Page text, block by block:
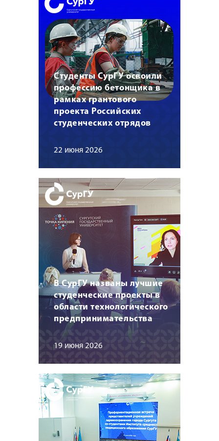
Студенты СурГУ освоили
профессию бетонщика в
рамках грантового
проекта Российских
студенческих отрядов
22 июня 2026
В СурГУ названы лучшие
студенческие проекты в
области технологического
предпринимательства
19 июня 2026